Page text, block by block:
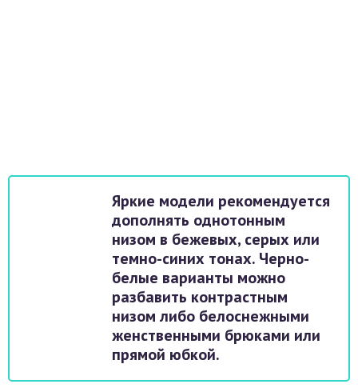
Яркие модели рекомендуется
дополнять однотонным
низом в бежевых, серых или
темно-синих тонах. Черно-
белые варианты можно
разбавить контрастным
низом либо белоснежными
женственными брюками или
прямой юбкой.